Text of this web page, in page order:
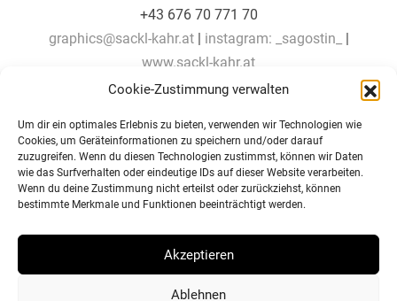
Cookie-Zustimmung verwalten
Um dir ein optimales Erlebnis zu bieten, verwenden wir Technologien wie
Cookies, um Geräteinformationen zu speichern und/oder darauf
zuzugreifen. Wenn du diesen Technologien zustimmst, können wir Daten
wie das Surfverhalten oder eindeutige IDs auf dieser Website verarbeiten.
Wenn du deine Zustimmung nicht erteilst oder zurückziehst, können
bestimmte Merkmale und Funktionen beeinträchtigt werden.
Akzeptieren
Ablehnen
+43 676 70 771 70
graphics@sackl-kahr.at| instagram: _sagostin_
|
www.sackl-kahr.at
Lesen Sie auch
Beitragsnavigation
Robert W. Sackl-Kahr
Sagostin “VENEZIA – PARIS
– TRIESTE“ IM HAUS DER
KUNST, GRAZ
ORF zu Besuch bei Robert W.
Sackl-Kahr Sagostin